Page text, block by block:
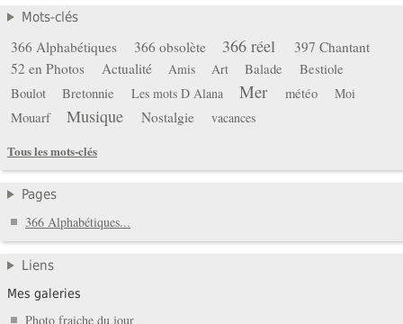
Mots-clés
366 Alphabétiques 366 obsolète 366 réel
397 Chantant
52 en Photos
Actualité Amis Art Balade
Bestiole
Boulot
Bretonnie Les mots D Alana Mer météo Moi
Mouarf Musique Nostalgie
vacances
Tous les mots-clés
Pages
366 Alphabétiques...
Liens
Mes galeries
Photo fraiche du jour